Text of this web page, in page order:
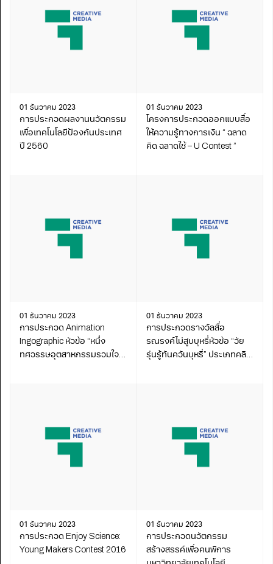
01 ธันวาคม 2023
การประกวดผลงานนวัตกรรม
เพื่อเทคโนโลยีป้องกันประเทศ
ปี 2560
01 ธันวาคม 2023
โครงการประกวดออกแบบสื่อ
ให้ความรู้ทางการเงิน “ ฉลาด
คิด ฉลาดใช้ – U Contest ”
01 ธันวาคม 2023
การประกวด Animation
Ingographic หัวข้อ “หนึ่ง
ทศวรรษอุตสาหกรรมรวมใจ
01 ธันวาคม 2023
การประกวดรางวัลสื่อ
รณรงค์ไม่สูบบุหรี่หัวข้อ “วัย
รุ่นรู้ทันควันบุหรี่” ประเภทคลิป
01 ธันวาคม 2023
การประกวด Enjoy Science:
Young Makers Contest 2016
01 ธันวาคม 2023
การประกวดนวัตกรรม
สร้างสรรค์เพื่อคนพิการ